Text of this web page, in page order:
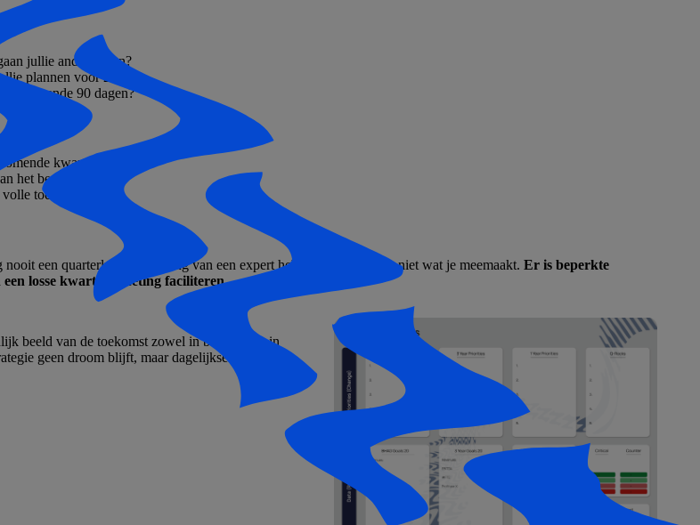
jullie anders doen?
plannen voor 2026?
komende 90 dagen?
kwartaal.
het bedrijf.
toeren.
een quarterly onder leiding van een expert hebt ervaren, weet je niet wat je meemaakt. Er is beperkte
losse kwartaalmeeting faciliteren.
beeld van de toekomst zowel in beelden als in
geen droom blijft, maar dagelijkse realiteit